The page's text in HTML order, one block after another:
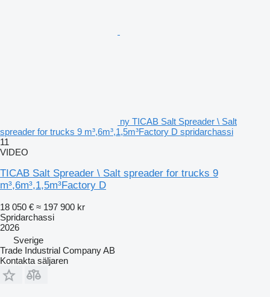
ny TICAB Salt Spreader \ Salt
spreader for trucks 9 m³,6m³,1,5m³Factory D spridarchassi
11
VIDEO
TICAB Salt Spreader \ Salt spreader for trucks 9
m³,6m³,1,5m³Factory D
18 050 € ≈ 197 900 kr
Spridarchassi
2026
Sverige
Trade Industrial Company AB
Kontakta säljaren